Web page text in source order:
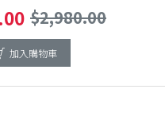
$2,980.00
加入購物車